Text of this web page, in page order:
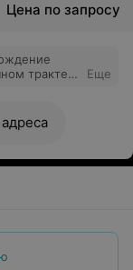
Цена по запросу
тракте у
минут
дело и
спасибо
Еще